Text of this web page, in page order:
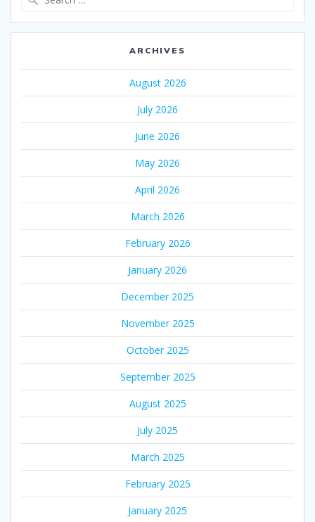
ARCHIVES
August 2026
July 2026
June 2026
May 2026
April 2026
March 2026
February 2026
January 2026
December 2025
November 2025
October 2025
September 2025
August 2025
July 2025
March 2025
February 2025
January 2025